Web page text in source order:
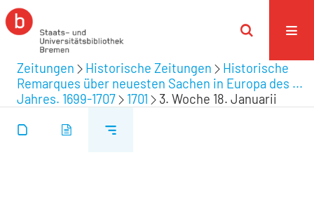
Zeitungen Historische Zeitungen
Historische
Remarques über neuesten Sachen in Europa des ...
Jahres. 1699-1707
1701 3. Woche 18. Januarii